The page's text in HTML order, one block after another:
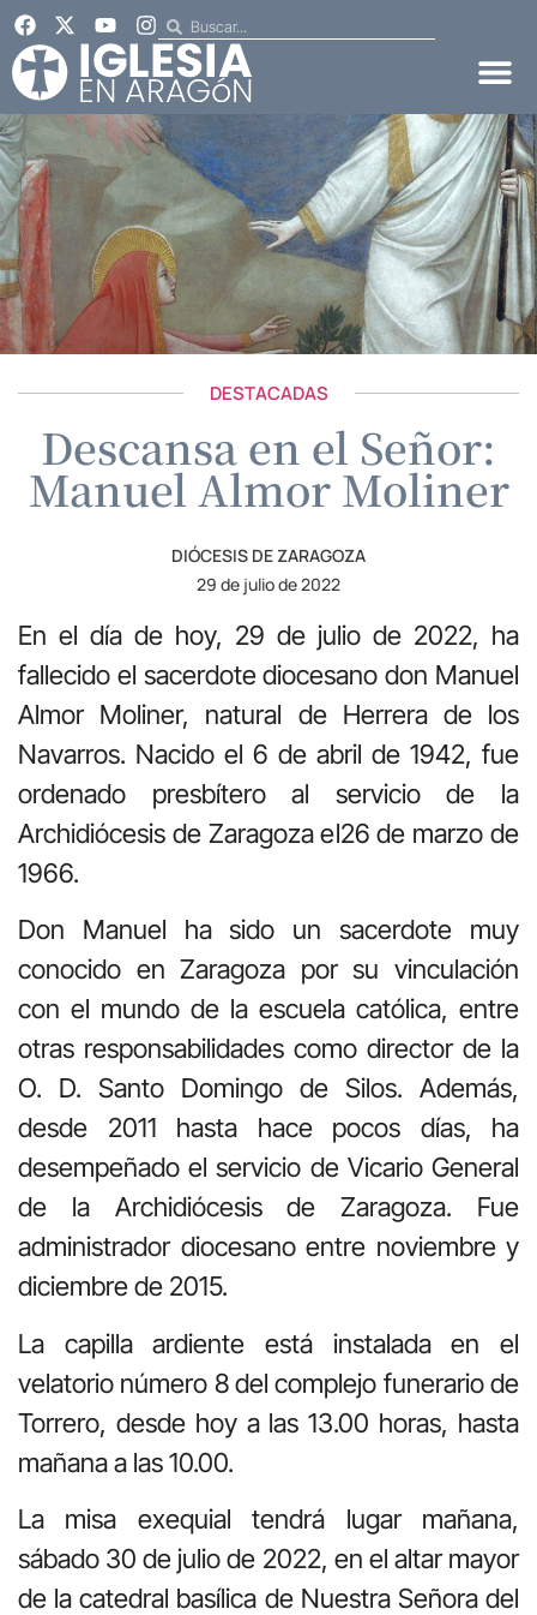
DESTACADAS
Descansa en el Señor:
Manuel Almor Moliner
DIÓCESIS DE ZARAGOZA
29 de julio de 2022
En el día de hoy, 29 de julio de 2022, ha
fallecido el sacerdote diocesano don Manuel
Almor Moliner, natural de Herrera de los
Navarros. Nacido el 6 de abril de 1942, fue
ordenado presbítero al servicio de la
Archidiócesis de Zaragoza el26 de marzo de
1966.
Don Manuel ha sido un sacerdote muy
conocido en Zaragoza por su vinculación
con el mundo de la escuela católica, entre
otras responsabilidades como director de la
O. D. Santo Domingo de Silos. Además,
desde 2011 hasta hace pocos días, ha
desempeñado el servicio de Vicario General
de la Archidiócesis de Zaragoza. Fue
administrador diocesano entre noviembre y
diciembre de 2015.
La capilla ardiente está instalada en el
velatorio número 8 del complejo funerario de
Torrero, desde hoy a las 13.00 horas, hasta
mañana a las 10.00.
La misa exequial tendrá lugar mañana,
sábado 30 de julio de 2022, en el altar mayor
de la catedral basílica de Nuestra Señora del